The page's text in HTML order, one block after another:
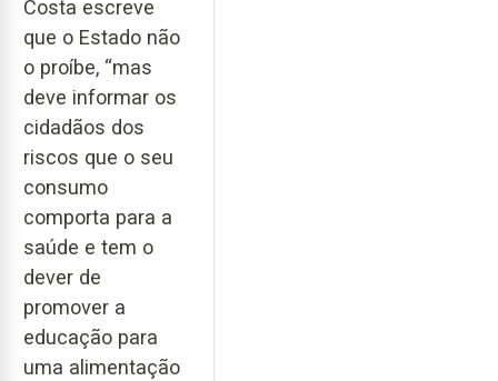
Costa escreve
que o Estado não
o proíbe, “mas
deve informar os
cidadãos dos
riscos que o seu
consumo
comporta para a
saúde e tem o
dever de
promover a
educação para
uma alimentação